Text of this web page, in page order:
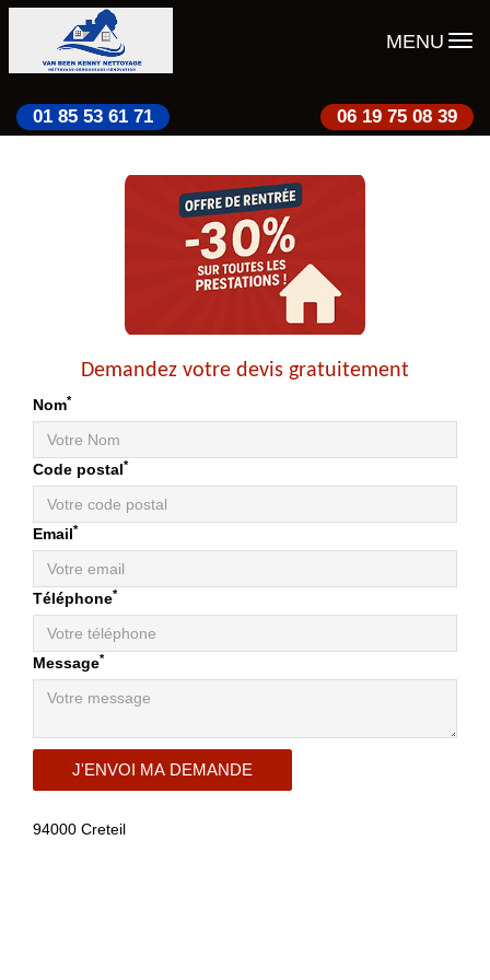
MENU
01 85 53 61 71 06 19 75 08 39
Demandez votre devis gratuitement
Nom*
Code postal*
Email*
Téléphone*
Message*
94000 Creteil